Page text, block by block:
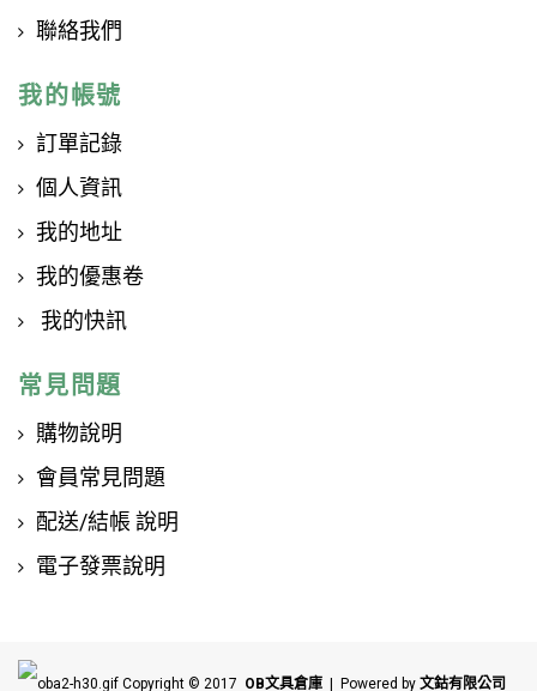
聯絡我們
我的帳號
訂單記錄
個人資訊
我的地址
我的優惠卷
我的快訊
常見問題
購物說明
會員常見問題
配送/結帳 說明
電子發票說明
Copyright © 2017 OB文具倉庫 | Powered by 文鈷有限公司